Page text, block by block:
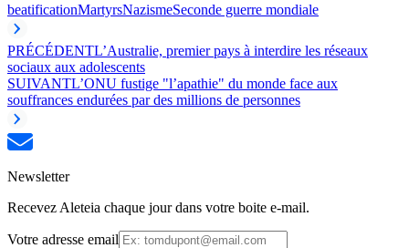
beatificationMartyrsNazismeSeconde guerre mondiale
PRÉCÉDENTL’Australie, premier pays à interdire les réseaux
sociaux aux adolescents
SUIVANTL’ONU fustige "l’apathie" du monde face aux
souffrances endurées par des millions de personnes
Newsletter
Recevez Aleteia chaque jour dans votre boite e-mail.
Votre adresse email